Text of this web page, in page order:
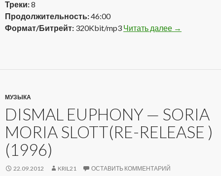
Треки:8
Продолжительность:46:00
Формат/Битрейт: 320Kbit/mp3 Читать далее Dismal
→
МУЗЫКА
DISMAL EUPHONY — SORIA
MORIA SLOTT(RE-RELEASE )
(1996)
22.09.2012 KRIL21 ОСТАВИТЬ КОММЕНТАРИЙ